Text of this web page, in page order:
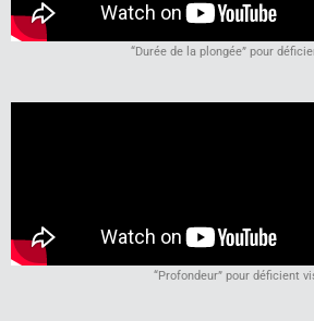
“Durée de la plongée” pour
“Profondeur” pour déficient